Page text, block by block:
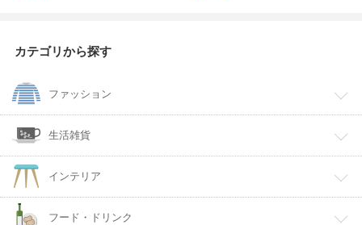
カテゴリから探す
ファッション
生活雑貨
インテリア
フード・ドリンク